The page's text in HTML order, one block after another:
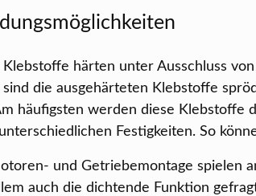
härten unter Ausschluss
die ausgehärteten Klebstoffe
häufigsten werden diese Klebstoffe
Festigkeiten. So
und Getriebemontage spielen
auch die dichtende Funktion